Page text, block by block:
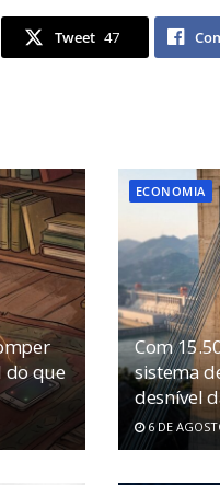
Tweet 47
do que
ECONOMIA
Com
sistema
desnível
6 DE